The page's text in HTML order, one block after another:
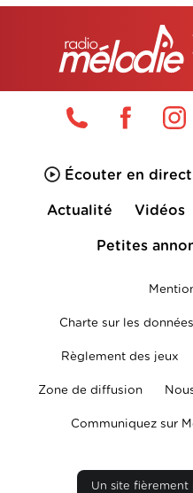
Écouter en direct
Actualité Vidéos
Petites
Charte sur les
Règlement des jeux
Zone de diffusion
Communiquez sur
Un site fièrement